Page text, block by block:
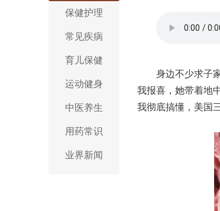
保健护理
常见疾病
育儿保健
运动健身
中医养生
用药常识
业界新闻
身边不少求子
我报喜，她带着地
我彻底搞懂，美国